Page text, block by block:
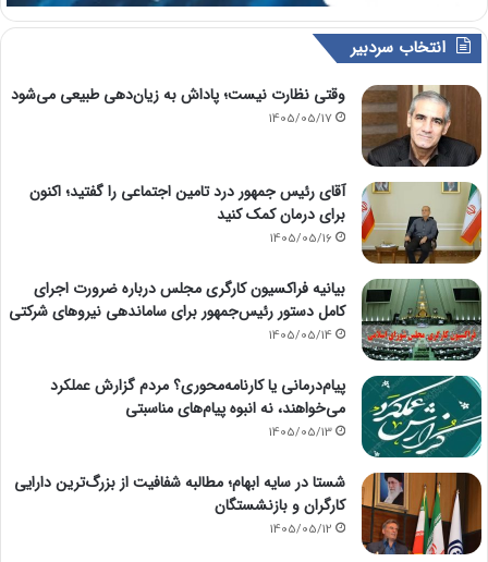
انتخاب سردبیر
وقتی نظارت نیست؛ پاداش به زیان‌دهی طبیعی می‌شود
1405/05/17
آقای رئیس جمهور درد تامین اجتماعی را گفتید؛ اکنون
برای درمان کمک کنید
1405/05/16
بیانیه فراکسیون کارگری مجلس درباره ضرورت اجرای
کامل دستور رئیس‌جمهور برای ساماندهی نیروهای شرکتی
1405/05/14
پیام‌درمانی یا کارنامه‌محوری؟ مردم گزارش عملکرد
می‌خواهند، نه انبوه پیام‌های مناسبتی
1405/05/13
شستا در سایه ابهام؛ مطالبه شفافیت از بزرگ‌ترین دارایی
کارگران و بازنشستگان
1405/05/12